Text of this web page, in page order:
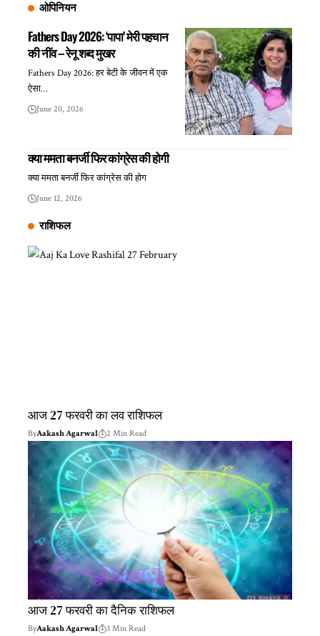
ओपिनियन
Fathers Day 2026: ‘पापा’ मेरी पहचान
की नींव – रेनू शब्द मुखर
Fathers Day 2026: हर बेटी के जीवन में एक
ऐसा…
June 20, 2026
क्या ममता बनर्जी फिर कांग्रेस की होगी
क्या ममता बनर्जी फिर कांग्रेस की होग
June 12, 2026
राशिफल
आज 27 फरवरी का लव राशिफल
ByAakash Agarwal 2 Min Read
आज 27 फरवरी का दैनिक राशिफल
ByAakash Agarwal 3 Min Read